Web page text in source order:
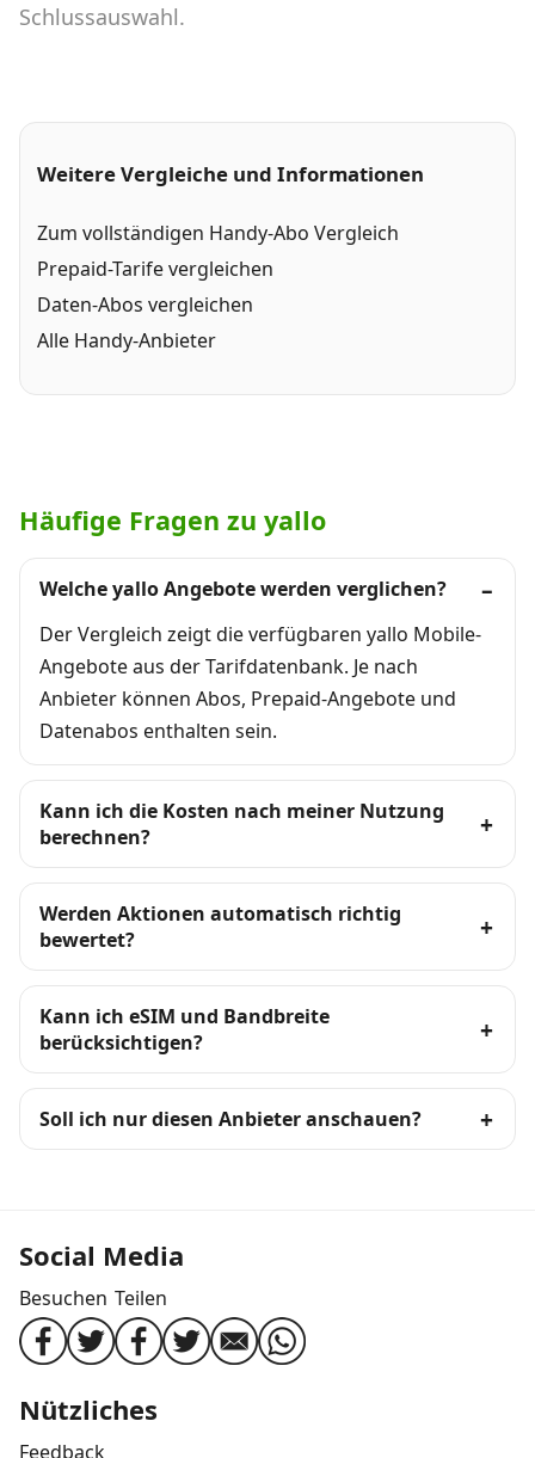
Schlussauswahl.
Weitere Vergleiche und Informationen
Zum vollständigen Handy-Abo Vergleich
Prepaid-Tarife vergleichen
Daten-Abos vergleichen
Alle Handy-Anbieter
Häufige Fragen zu yallo
Welche yallo Angebote werden verglichen?
Der Vergleich zeigt die verfügbaren yallo Mobile-
Angebote aus der Tarifdatenbank. Je nach
Anbieter können Abos, Prepaid-Angebote und
Datenabos enthalten sein.
Kann ich die Kosten nach meiner Nutzung
berechnen?
Werden Aktionen automatisch richtig
bewertet?
Kann ich eSIM und Bandbreite
berücksichtigen?
Soll ich nur diesen Anbieter anschauen?
Social Media
Besuchen Teilen
Nützliches
Feedback